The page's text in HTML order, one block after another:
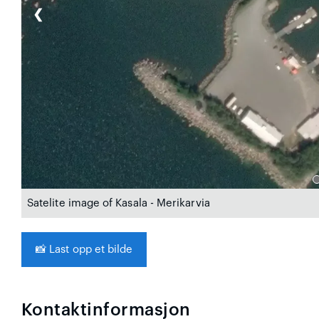
❮
Satelite image of Kasala - Merikarvia
📸 Last opp et bilde
Kontaktinformasjon